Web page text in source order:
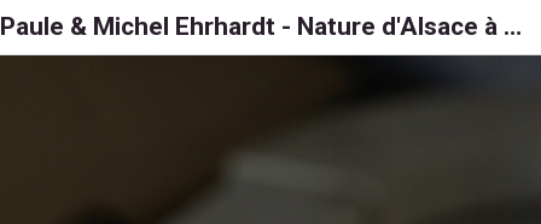
Paule & Michel Ehrhardt - Nature d'Alsace à 6, 8 et 1000 pattes